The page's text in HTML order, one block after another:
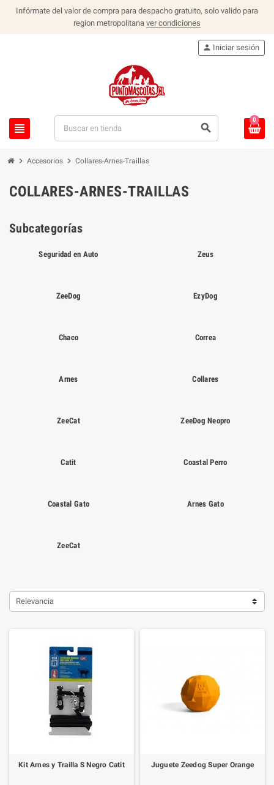
Infórmate del valor de compra para despacho gratuito, solo valido para
region metropolitana ver condiciones
view_headline search
person Iniciar sesión
0
chevron_right Accesorios chevron_right Collares-Arnes-Traillas
COLLARES-ARNES-TRAILLAS
Subcategorías
Seguridad en Auto Zeus
ZeeDog EzyDog
Chaco Correa
Arnes Collares
ZeeCat ZeeDog Neopro
Catit Coastal Perro
Coastal Gato Arnes Gato
ZeeCat
Relevancia
Kit Arnes y Trailla S Negro Catit Juguete Zeedog Super Orange